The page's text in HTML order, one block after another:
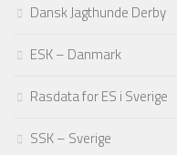
Dansk Jagthunde Derby
ESK – Danmark
Rasdata for ES i Sverige
SSK – Sverige